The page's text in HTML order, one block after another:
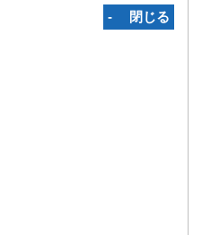
‐ 閉じる